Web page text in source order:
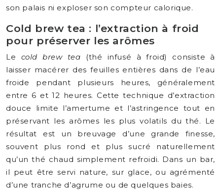
son palais ni exploser son compteur calorique.
Cold brew tea : l’extraction à froid
pour préserver les arômes
Le cold brew tea (thé infusé à froid) consiste à
laisser macérer des feuilles entières dans de l’eau
froide pendant plusieurs heures, généralement
entre 6 et 12 heures. Cette technique d’extraction
douce limite l’amertume et l’astringence tout en
préservant les arômes les plus volatils du thé. Le
résultat est un breuvage d’une grande finesse,
souvent plus rond et plus sucré naturellement
qu’un thé chaud simplement refroidi. Dans un bar,
il peut être servi nature, sur glace, ou agrémenté
d’une tranche d’agrume ou de quelques baies.